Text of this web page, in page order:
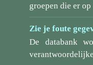
groepen die er
Zie je foute
De databank